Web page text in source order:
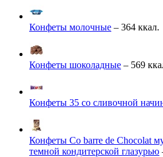
Конфеты молочные – 364 ккал.
Конфеты шоколадные – 569
Конфеты 35 со сливочной
Конфеты Co barre de Chocolat
темной кондитерской глазурью